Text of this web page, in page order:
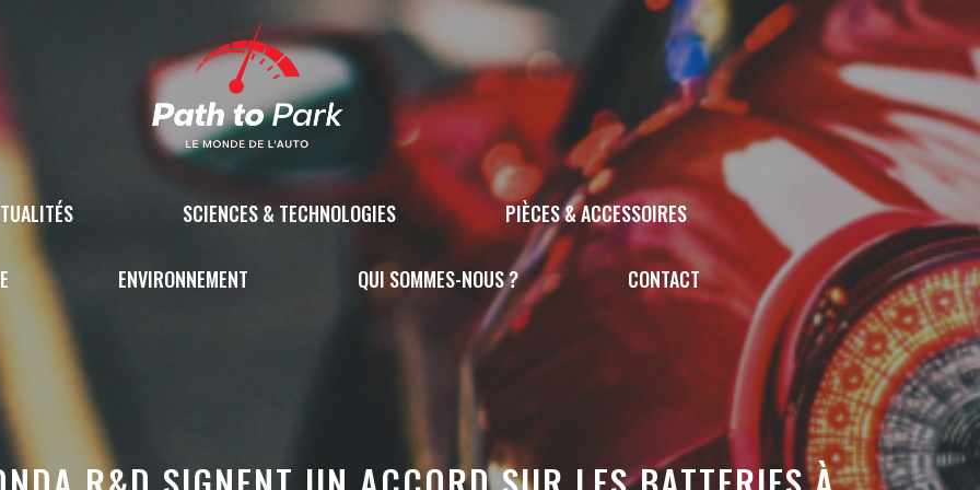
SCIENCES & TECHNOLOGIES PIÈCES & ACCESSOIRES
ENVIRONNEMENT QUI SOMMES-NOUS ? CONTACT